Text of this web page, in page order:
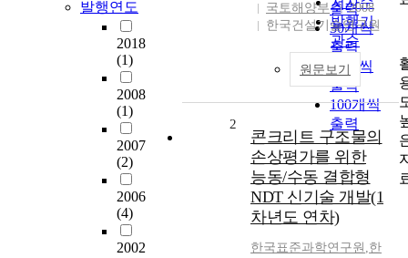
발행연도
2018
(1)
2008
(1)
2007
(2)
2006
(4)
2002
발행기
관순
출력
30개씩
출력
50개씩
출력
100개씩
출력
국토해양부
2008
한국건설기술연구원
원문보기
2
콘크리트 구조물의
손상평가를 위한
능동/수동 결합형
NDT 신기술 개발(1
차년도 연차)
한국표준과학연구원 ,한